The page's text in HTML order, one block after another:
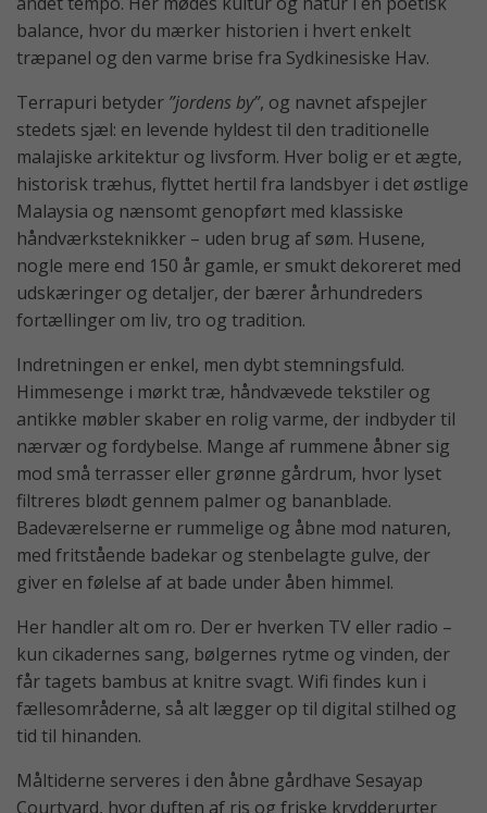
balance, hvor du mærker historien i hvert enkelt
træpanel og den varme brise fra Sydkinesiske Hav.
Terrapuri betyder ”jordens by”, og navnet afspejler
stedets sjæl: en levende hyldest til den traditionelle
malajiske arkitektur og livsform. Hver bolig er et ægte,
historisk træhus, flyttet hertil fra landsbyer i det østlige
Malaysia og nænsomt genopført med klassiske
håndværksteknikker – uden brug af søm. Husene,
nogle mere end 150 år gamle, er smukt dekoreret med
udskæringer og detaljer, der bærer århundreders
fortællinger om liv, tro og tradition.
Indretningen er enkel, men dybt stemningsfuld.
Himmesenge i mørkt træ, håndvævede tekstiler og
antikke møbler skaber en rolig varme, der indbyder til
nærvær og fordybelse. Mange af rummene åbner sig
mod små terrasser eller grønne gårdrum, hvor lyset
filtreres blødt gennem palmer og bananblade.
Badeværelserne er rummelige og åbne mod naturen,
med fritstående badekar og stenbelagte gulve, der
giver en følelse af at bade under åben himmel.
Her handler alt om ro. Der er hverken TV eller radio –
kun cikadernes sang, bølgernes rytme og vinden, der
får tagets bambus at knitre svagt. Wifi findes kun i
fællesområderne, så alt lægger op til digital stilhed og
tid til hinanden.
Måltiderne serveres i den åbne gårdhave Sesayap
Courtyard, hvor duften af ris og friske krydderurter